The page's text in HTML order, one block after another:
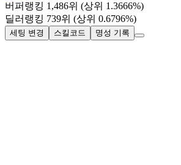
버퍼랭킹 1,486위 (상위 1.3666%)
딜러랭킹 739위 (상위 0.6796%)
세팅 변경 스킬코드 명성 기록